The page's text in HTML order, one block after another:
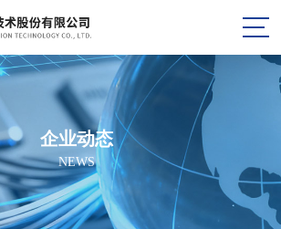
企业动态
NEWS